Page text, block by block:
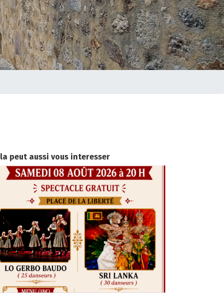
peut aussi vous interesser